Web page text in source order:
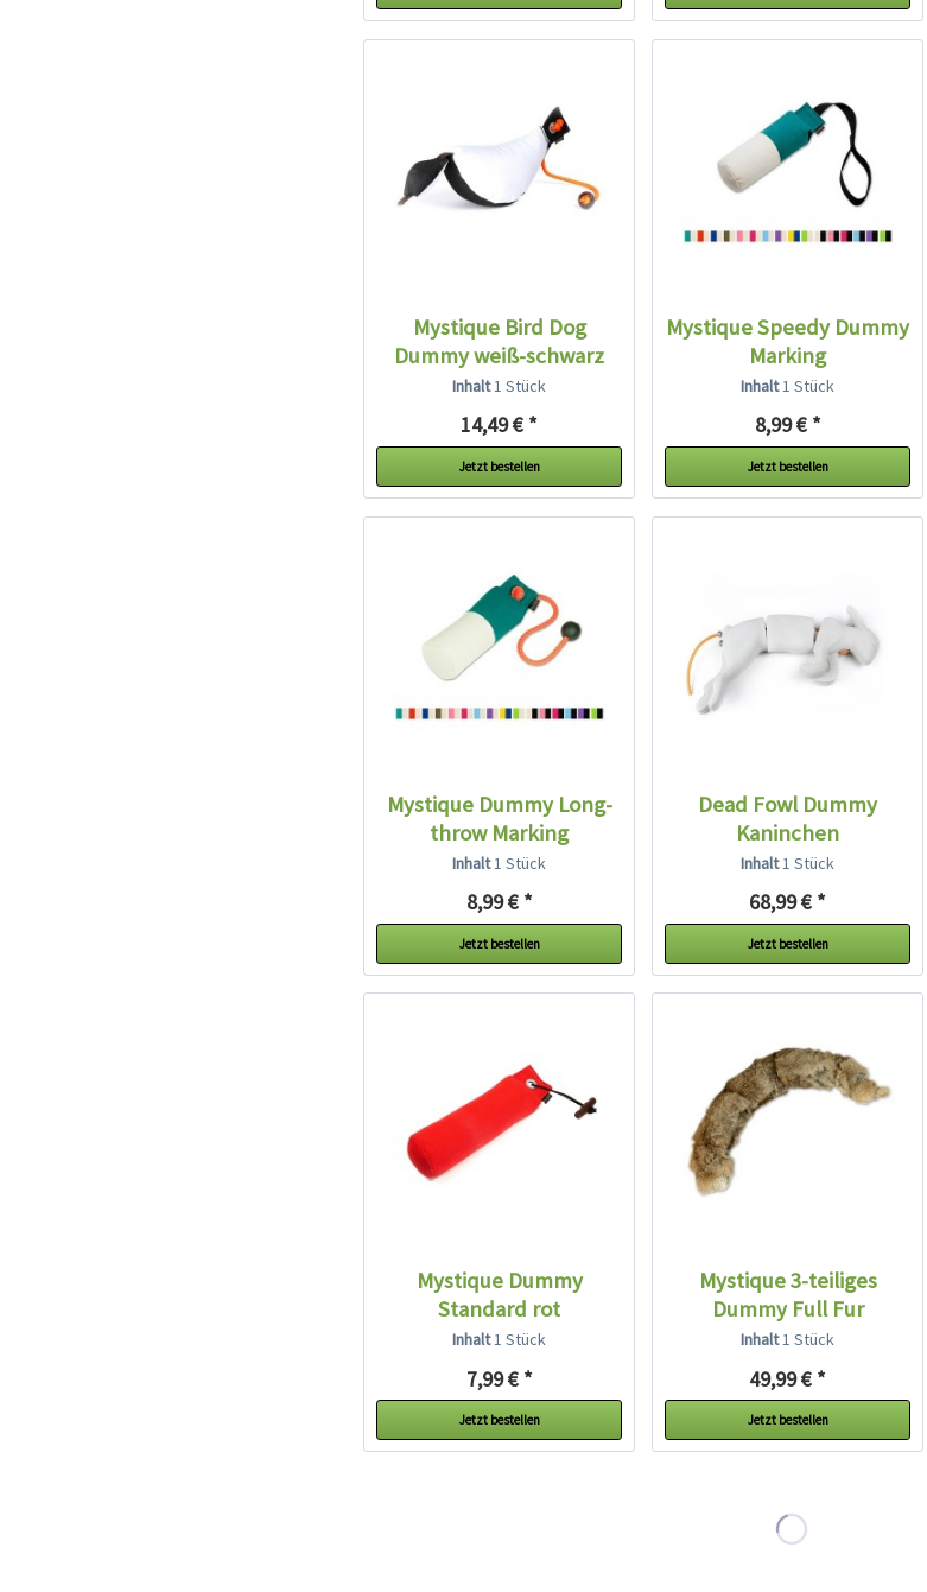
Mystique Bird Dog
Dummy weiß-schwarz
Inhalt1 Stück
14,49 € *
Jetzt bestellen
Mystique Speedy Dummy
Marking
Inhalt1 Stück
8,99 € *
Jetzt bestellen
Mystique Dummy Long-
throw Marking
Inhalt1 Stück
8,99 € *
Jetzt bestellen
Dead Fowl Dummy
Kaninchen
Inhalt1 Stück
68,99 € *
Jetzt bestellen
Mystique Dummy
Standard rot
Inhalt1 Stück
7,99 € *
Jetzt bestellen
Mystique 3-teiliges
Dummy Full Fur
Inhalt1 Stück
49,99 € *
Jetzt bestellen